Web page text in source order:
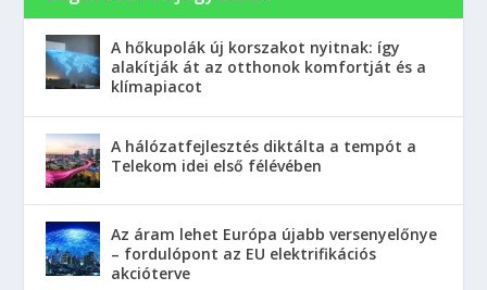
A hőkupolák új korszakot nyitnak: így
alakítják át az otthonok komfortját és a
klímapiacot
A hálózatfejlesztés diktálta a tempót a
Telekom idei első félévében
Az áram lehet Európa újabb versenyelőnye
– fordulópont az EU elektrifikációs
akcióterve